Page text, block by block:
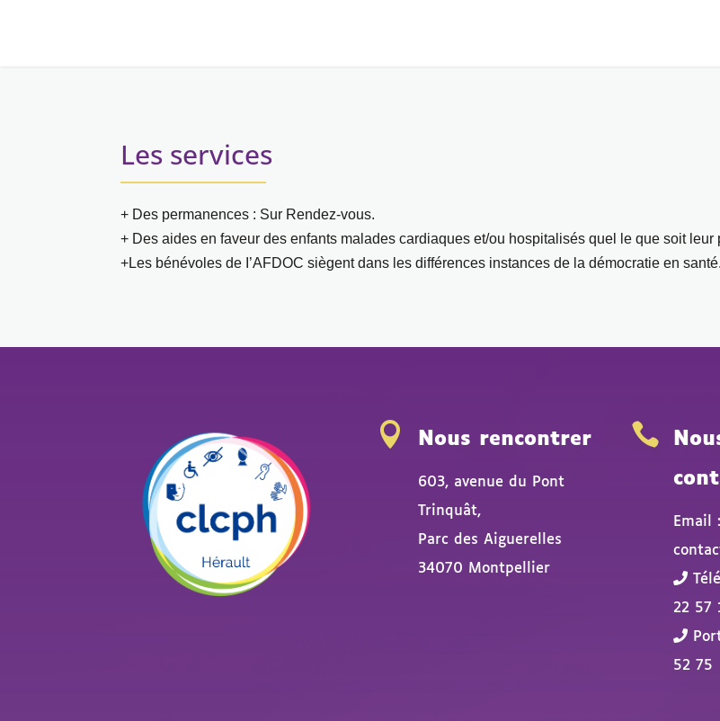
Les services
+ Des permanences : Sur Rendez-vous.
+ Des aides en faveur des enfants malades cardiaques et/ou hospitalisés quel le que soit
+Les bénévoles de I’AFDOC siègent dans les différences instances de la démocratie en santé.
 Nous rencontrer
603, avenue du Pont
Trinquât,
Parc des Aiguerelles
34070 Montpellier

Email :
22 57
52 75